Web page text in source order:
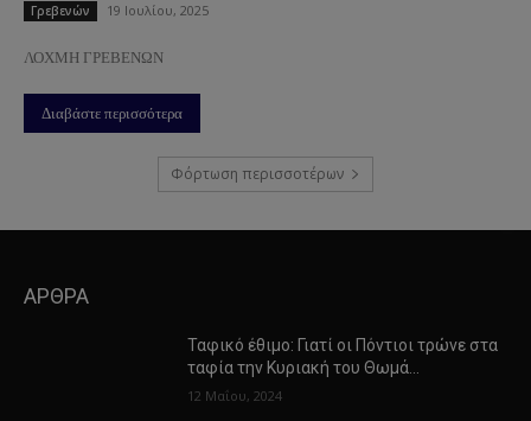
Γρεβενών 19 Ιουλίου, 2025
ΛΟΧΜΗ ΓΡΕΒΕΝΩΝ
Διαβάστε περισσότερα
Φόρτωση περισσοτέρων
ΑΡΘΡΑ
Ταφικό έθιμο: Γιατί οι Πόντιοι τρώνε στα
ταφία την Κυριακή του Θωμά…
12 Μαΐου, 2024